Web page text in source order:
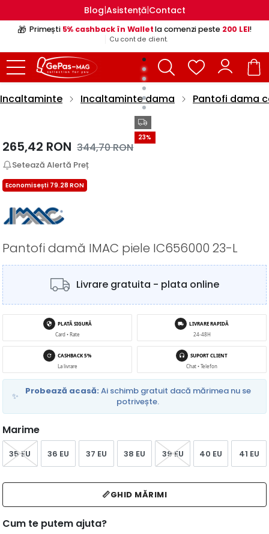
Blog|Asistență|Contact
🎁 Primești 5% cashback în Walletla comenzi peste 200 LEI!
Cu cont de client.
Incaltaminte Incaltaminte dama Pantofi dama
23%
265,42 RON 344,70RON
Setează Alertă Preț
Economisești 79.28 RON
Pantofi damă IMAC piele IC656000 23-L
Livrare gratuita - plata online
PLATĂ SIGURĂ
Card • Rate
LIVRARE RAPIDĂ
24-48H
CASHBACK 5%
La livrare
SUPORT CLIENT
Chat • Telefon
✨ Probează acasă: Ai schimb gratuit dacă mărimea nu se
potrivește.
Marime
35 EU 36 EU 37 EU 38 EU 39 EU 40 EU 41 EU
📏GHID MĂRIMI
Cum te putem ajuta?